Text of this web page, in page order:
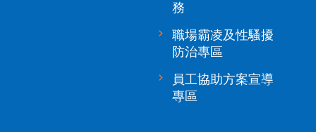
務
職場霸凌及性騷擾
防治專區
員工協助方案宣導
專區